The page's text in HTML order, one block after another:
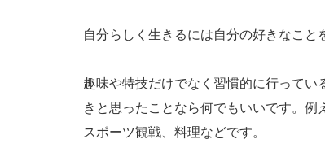
自分らしく生きるには自分の好きなこと
趣味や特技だけでなく習慣的に行って
きと思ったことなら何でもいいです。例
スポーツ観戦、料理などです。